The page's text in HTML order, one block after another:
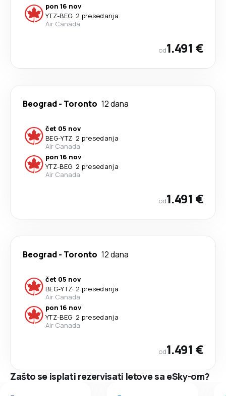
pon 16 nov
YTZ-BEG· 2 presedanja
Air Canada
od1.491 €
Beograd- Toronto 12 dana
čet 05 nov
BEG-YTZ· 2 presedanja
Air Canada
pon 16 nov
YTZ-BEG· 2 presedanja
Air Canada
od1.491 €
Beograd- Toronto 12 dana
čet 05 nov
BEG-YTZ· 2 presedanja
Air Canada
pon 16 nov
YTZ-BEG· 2 presedanja
Air Canada
od1.491 €
Zašto se isplati rezervisati letove sa eSky-om?